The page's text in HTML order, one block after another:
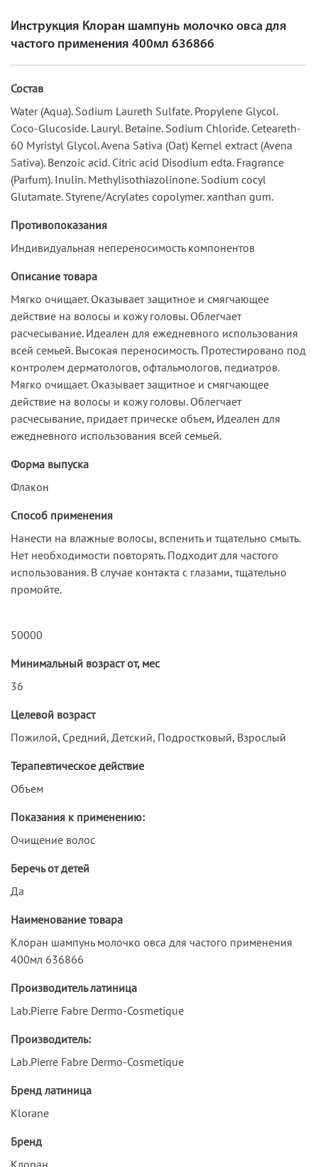
Инструкция Клоран шампунь молочко овса для
частого применения 400мл 636866
Состав
Water (Aqua). Sodium Laureth Sulfate. Propylene Glycol.
Coco-Glucoside. Lauryl. Betaine. Sodium Chloride. Ceteareth-
60 Myristyl Glycol. Avena Sativa (Oat) Kernel extract (Avena
Sativa). Benzoic аcid. Citric аcid Disodium edta. Fragrance
(Parfum). Inulin. Methylisothiazolinone. Sodium cocyl
Glutamate. Styrene/Acrylates copolymer. xanthan gum.
Противопоказания
Индивидуальная непереносимость компонентов
Описание товара
Мягко очищает. Оказывает защитное и смягчающее
действие на волосы и кожу головы. Облегчает
расчесывание. Идеален для ежедневного использования
всей семьей. Высокая переносимость. Протестировано под
контролем дерматологов, офтальмологов, педиатров.
Мягко очищает. Оказывает защитное и смягчающее
действие на волосы и кожу головы. Облегчает
расчесывание, придает прическе объем, Идеален для
ежедневного использования всей семьей.
Форма выпуска
Флакон
Способ применения
Нанести на влажные волосы, вспенить и тщательно смыть.
Нет необходимости повторять. Подходит для частого
использования. В случае контакта с глазами, тщательно
промойте.
50000
Минимальный возраст от, мес
36
Целевой возраст
Пожилой, Средний, Детский, Подростковый, Взрослый
Терапевтическое действие
Объем
Показания к применению:
Очищение волос
Беречь от детей
Да
Наименование товара
Клоран шампунь молочко овса для частого применения
400мл 636866
Производитель латиница
Lab.Pierre Fabre Dermo-Cosmetique
Производитель:
Lab.Pierre Fabre Dermo-Cosmetique
Бренд латиница
Klorane
Бренд
Клоран